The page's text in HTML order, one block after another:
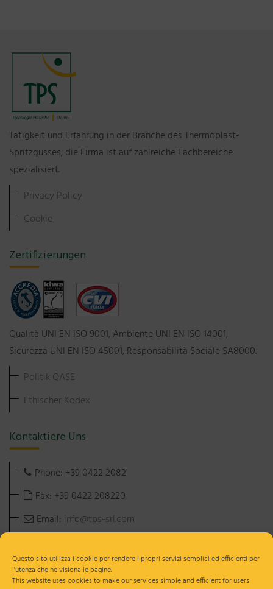
Questo sito utilizza i cookie per rendere i propri servizi semplici ed efficienti per
l'utenza che ne visiona le pagine.
This website uses cookies to make our services simple and efficient for users
Tätigkeit und Erfahrung in der Branche des Thermoplast-
Spritzgusses, die Firma ist auf zahlreiche Fachbereiche
spezialisiert.
Privacy Policy
Cookie
Zertifizierungen
Qualità UNI EN ISO 9001, Ambiente UNI EN ISO 14001,
Sicurezza UNI EN ISO 45001, Responsabilità Sociale SA8000.
Politik QASE
Ethischer Kodex
Kontaktiere Uns
Phone: +39 0422 2082
Fax: +39 0422 208220
Email: info@tps-srl.com
31040 Gorgo al Monticano (TV) Italy
C.F. e P.IVA IT 02090510260 | REA TV n. 187680